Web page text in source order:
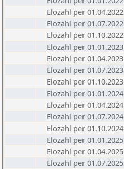
Elozahl per 01.04.2022
Elozahl per 01.07.2022
Elozahl per 01.10.2022
Elozahl per 01.01.2023
Elozahl per 01.04.2023
Elozahl per 01.07.2023
Elozahl per 01.10.2023
Elozahl per 01.01.2024
Elozahl per 01.04.2024
Elozahl per 01.07.2024
Elozahl per 01.10.2024
Elozahl per 01.01.2025
Elozahl per 01.04.2025
Elozahl per 01.07.2025